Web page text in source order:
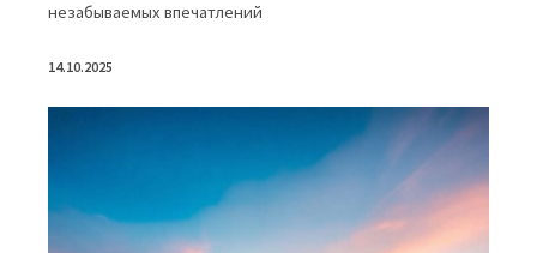
незабываемых впечатлений
14.10.2025